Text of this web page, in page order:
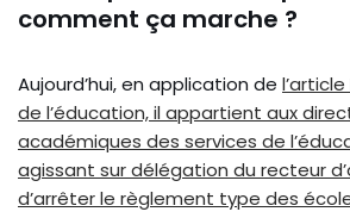
comment ça marche ?
Aujourd’hui, en application de
de l’éducation, il appartient aux
académiques des services de
agissant sur délégation du recteur
d’arrêter le règlement type des